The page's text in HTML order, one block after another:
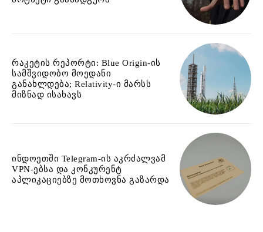
რაკეტის რეპორტი: Blue Origin-ის
სამშვიდობო მოედანი
განახლდება; Relativity-ი მარსს
მიზნად ისახავს
ინდოეთში Telegram-ის აკრძალვამ
VPN-ებსა და კონკურენტ
აპლიკაციებზე მოთხოვნა გაზარდა